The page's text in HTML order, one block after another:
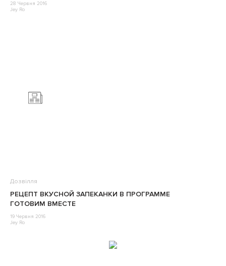
28 Червня 2016
Jey Ro
Дозвілля
РЕЦЕПТ ВКУСНОЙ ЗАПЕКАНКИ В ПРОГРАММЕ
ГОТОВИМ ВМЕСТЕ
19 Червня 2016
Jey Ro